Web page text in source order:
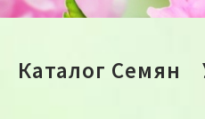
Каталог Семян